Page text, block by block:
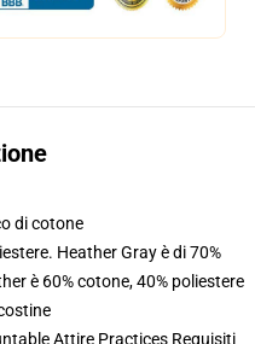
di cotone
Heather Gray è di 70%
è 60% cotone, 40% poliestere
Attire Practices Requisiti